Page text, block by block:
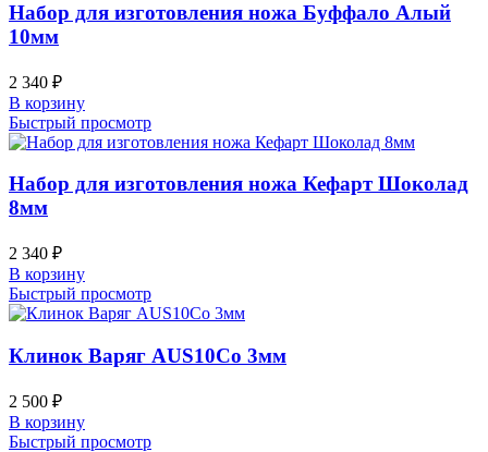
Набор для изготовления ножа Буффало Алый
10мм
2 340 ₽
В корзину
Быстрый просмотр
Набор для изготовления ножа Кефарт Шоколад
8мм
2 340 ₽
В корзину
Быстрый просмотр
Клинок Варяг AUS10Co 3мм
2 500 ₽
В корзину
Быстрый просмотр